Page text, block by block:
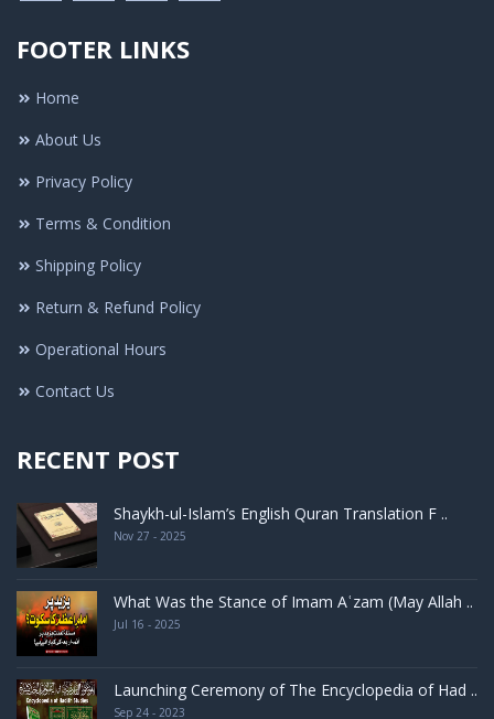
FOOTER LINKS
Home
About Us
Privacy Policy
Terms & Condition
Shipping Policy
Return & Refund Policy
Operational Hours
Contact Us
RECENT POST
Shaykh-ul-Islam’s English Quran Translation F ..
Nov 27 - 2025
What Was the Stance of Imam Aʿzam (May Allah ..
Jul 16 - 2025
Launching Ceremony of The Encyclopedia of Had ..
Sep 24 - 2023